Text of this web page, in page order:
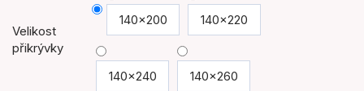
Velikost
přikrývky
140x200 140x220
140x240 140x260